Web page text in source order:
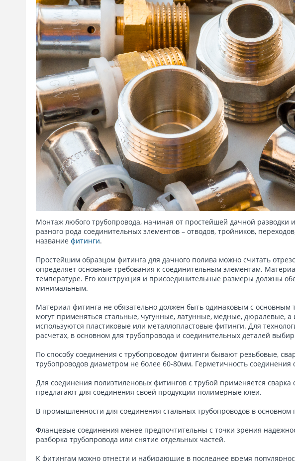
Монтаж любого трубопровода, начиная от простейшей дачной
разного рода соединительных элементов – отводов, тройников,
название фитинги.
Простейшим образцом фитинга для дачного полива можно считать
определяет основные требования к соединительным элементам.
температуре. Его конструкция и присоединительные размеры должны
минимальным.
Материал фитинга не обязательно должен быть одинаковым с
могут применяться стальные, чугунные, латунные, медные, дюралевые,
используются пластиковые или металлопластовые фитинги. Для
расчетах, в основном для трубопровода и соединительных деталей
По способу соединения с трубопроводом фитинги бывают резьбовые,
трубопроводов диаметром не более 60-80мм. Герметичность
Для соединения полиэтиленовых фитингов с трубой применяется
предлагают для соединения своей продукции полимерные клеи.
В промышленности для соединения стальных трубопроводов в
Фланцевые соединения менее предпочтительны с точки зрения
разборка трубопровода или снятие отдельных частей.
К фитингам можно отнести и набирающие в последнее время